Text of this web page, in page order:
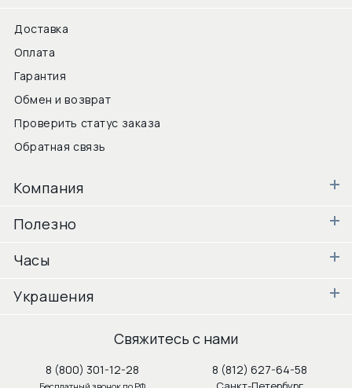
Доставка
Оплата
Гарантия
Обмен и возврат
Проверить статус заказа
Обратная связь
Компания
Полезно
Часы
Украшения
Свяжитесь с нами
8 (800) 301-12-28 8 (812) 627-64-58